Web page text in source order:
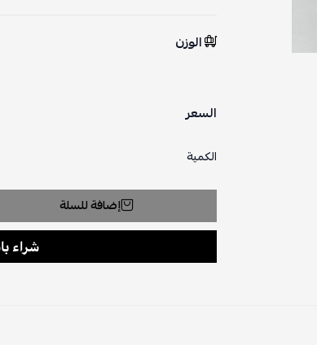
الوزن
السعر
الكمية
إضافة للسلة